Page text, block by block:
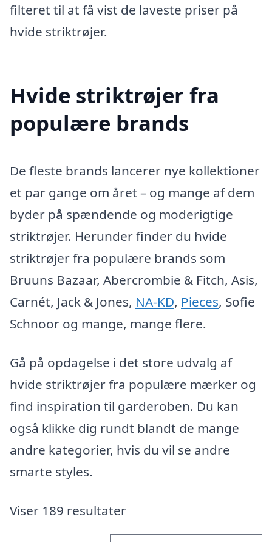
filteret til at få vist de laveste priser på
hvide striktrøjer.
Hvide striktrøjer fra
populære brands
De fleste brands lancerer nye kollektioner
et par gange om året – og mange af dem
byder på spændende og moderigtige
striktrøjer. Herunder finder du hvide
striktrøjer fra populære brands som
Bruuns Bazaar, Abercrombie & Fitch, Asis,
Carnét, Jack & Jones, NA-KD, Pieces, Sofie
Schnoor og mange, mange flere.
Gå på opdagelse i det store udvalg af
hvide striktrøjer fra populære mærker og
find inspiration til garderoben. Du kan
også klikke dig rundt blandt de mange
andre kategorier, hvis du vil se andre
smarte styles.
Viser 189 resultater